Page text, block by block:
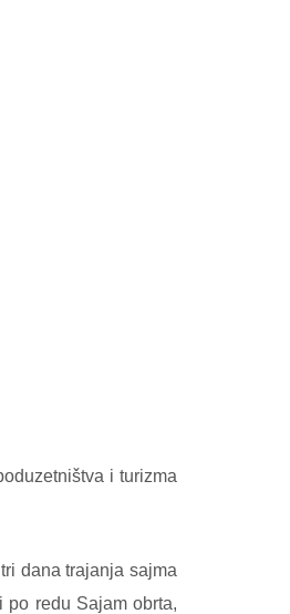
i turizma
dana trajanja sajma
redu Sajam obrta,